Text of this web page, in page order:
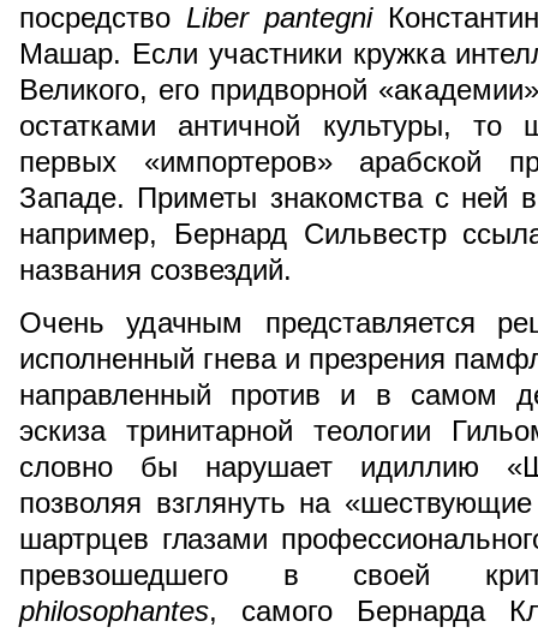
посредство Liber pantegni
Машар. Если участники кружка
Великого, его придворной
остатками античной культуры,
первых «импортеров» арабской
Западе. Приметы знакомства с ней
например, Бернард Сильвестр
названия созвездий.
Очень удачным представляется
исполненный гнева и презрения
направленный против и в самом
эскиза тринитарной теологии
словно бы нарушает идиллию
позволяя взглянуть на
шартрцев глазами
превзошедшего в своей
philosophantes, самого Бернарда